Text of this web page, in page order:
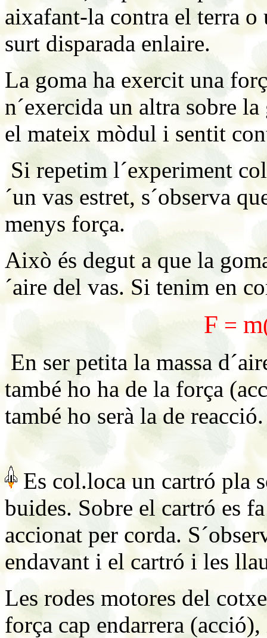
aixafant-la contra el terra o
surt disparada enlaire.
La goma ha exercit una
n´exercida un altra sobre
el mateix mòdul i sentit
Si repetim l´experiment
´un vas estret, s´observa
menys força.
Això és degut a que la
´aire del vas. Si tenim en
F = m
En ser petita la massa
també ho ha de la força
també ho serà la de reacció.
Es col.loca un cartró pla
buides. Sobre el cartró es
accionat per corda.
endavant i el cartró i les
Les rodes motores del
força cap endarrera